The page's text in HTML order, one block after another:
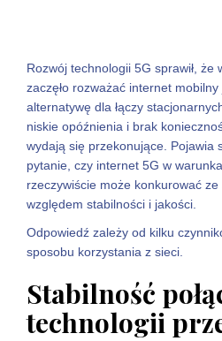
Rozwój technologii 5G sprawił, że
zaczęło rozważać internet mobilny
alternatywę dla łączy
niskie opóźnienia i brak
wydają się przekonujące. Pojawia
pytanie, czy internet 5G w
rzeczywiście może konkurować ze
względem stabilności i jakości.
Odpowiedź zależy od kilku
sposobu korzystania z sieci.
Stabilność
technologii